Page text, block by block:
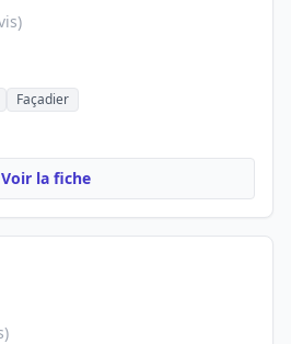
Façadier
Voir la fiche